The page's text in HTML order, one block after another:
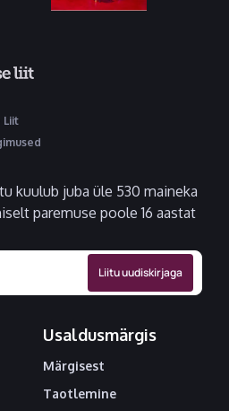
Liit
kuulub juba üle 530 maineka
paremuse poole 16 aastat
Usaldusmärgis
Märgisest
Taotlemine